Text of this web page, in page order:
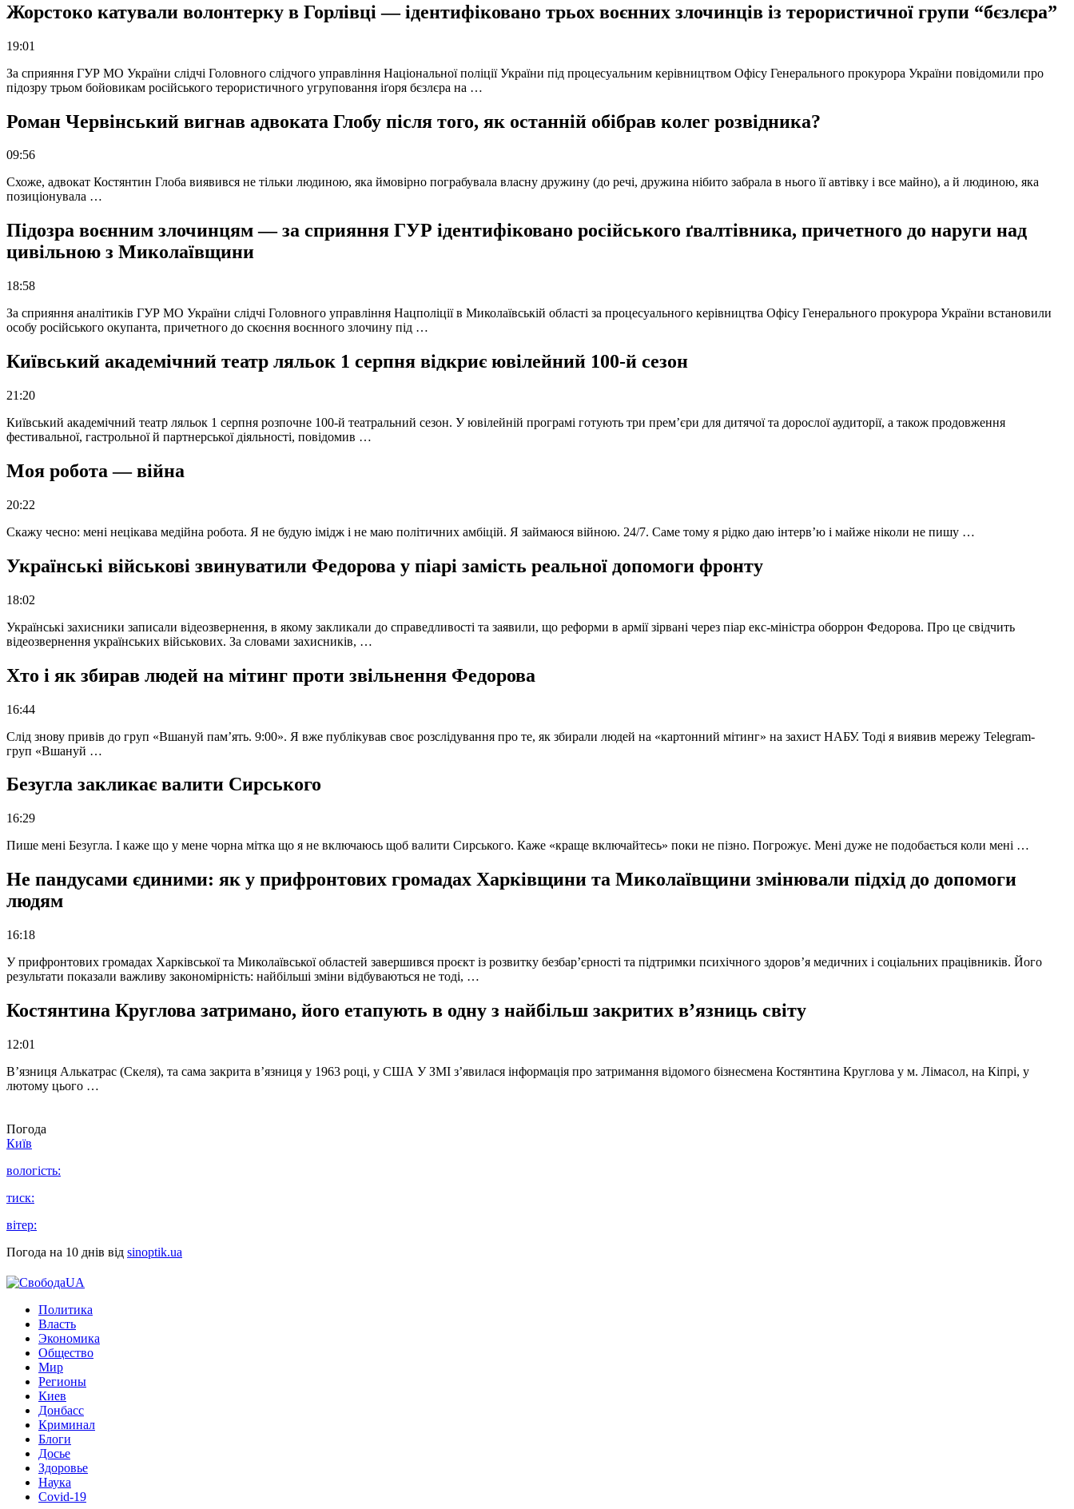
Жорстоко катували волонтерку в Горлівці — ідентифіковано трьох воєнних злочинців із терористичної групи “бєзлєра”
19:01
За сприяння ГУР МО України слідчі Головного слідчого управління Національної поліції України під процесуальним керівництвом Офісу Генерального прокурора України повідомили про
підозру трьом бойовикам російського терористичного угруповання іґоря бєзлєра на …
Роман Червінський вигнав адвоката Глобу після того, як останній обібрав колег розвідника?
09:56
Схоже, адвокат Костянтин Глоба виявився не тільки людиною, яка ймовірно пограбувала власну дружину (до речі, дружина нібито забрала в нього її автівку і все майно), а й людиною, яка
позиціонувала …
Підозра воєнним злочинцям — за сприяння ГУР ідентифіковано російського ґвалтівника, причетного до наруги над
цивільною з Миколаївщини
18:58
За сприяння аналітиків ГУР МО України слідчі Головного управління Нацполіції в Миколаївській області за процесуального керівництва Офісу Генерального прокурора України встановили
особу російського окупанта, причетного до скоєння воєнного злочину під …
Київський академічний театр ляльок 1 серпня відкриє ювілейний 100-й сезон
21:20
Київський академічний театр ляльок 1 серпня розпочне 100-й театральний сезон. У ювілейній програмі готують три прем’єри для дитячої та дорослої аудиторії, а також продовження
фестивальної, гастрольної й партнерської діяльності, повідомив …
Моя робота — війна
20:22
Скажу чесно: мені нецікава медійна робота. Я не будую імідж і не маю політичних амбіцій. Я займаюся війною. 24/7. Саме тому я рідко даю інтерв’ю і майже ніколи не пишу …
Українські військові звинуватили Федорова у піарі замість реальної допомоги фронту
18:02
Українські захисники записали відеозвернення, в якому закликали до справедливості та заявили, що реформи в армії зірвані через піар екс-міністра оборрон Федорова. Про це свідчить
відеозвернення українських військових. За словами захисників, …
Хто і як збирав людей на мітинг проти звільнення Федорова
16:44
Слід знову привів до груп «Вшануй пам’ять. 9:00». Я вже публікував своє розслідування про те, як збирали людей на «картонний мітинг» на захист НАБУ. Тоді я виявив мережу Telegram-
груп «Вшануй …
Безугла закликає валити Сирського
16:29
Пише мені Безугла. І каже що у мене чорна мітка що я не включаюсь щоб валити Сирського. Каже «краще включайтесь» поки не пізно. Погрожує. Мені дуже не подобається коли мені …
Не пандусами єдиними: як у прифронтових громадах Харківщини та Миколаївщини змінювали підхід до допомоги
людям
16:18
У прифронтових громадах Харківської та Миколаївської областей завершився проєкт із розвитку безбар’єрності та підтримки психічного здоров’я медичних і соціальних працівників. Його
результати показали важливу закономірність: найбільші зміни відбуваються не тоді, …
Костянтина Круглова затримано, його етапують в одну з найбільш закритих в’язниць світу
12:01
В’язниця Алькатрас (Скеля), та сама закрита в’язниця у 1963 році, у США У ЗМІ з’явилася інформація про затримання відомого бізнесмена Костянтина Круглова у м. Лімасол, на Кіпрі, у
лютому цього …
Погода
Київ
вологість:
тиск:
вітер:
Погода на 10 днів від sinoptik.ua
Политика
Власть
Экономика
Общество
Мир
Регионы
Киев
Донбасс
Криминал
Блоги
Досье
Здоровье
Наука
Covid-19